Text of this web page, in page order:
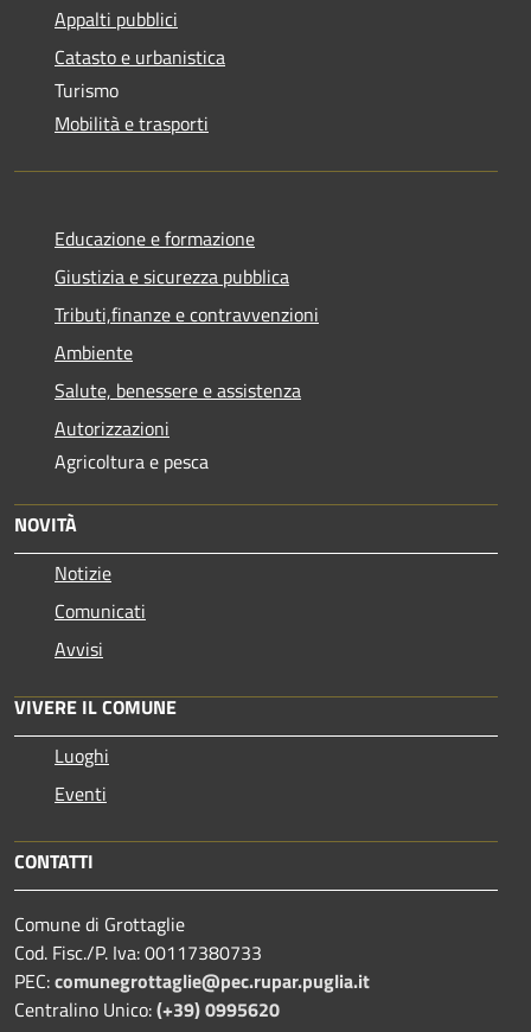
Appalti pubblici
Catasto e urbanistica
Turismo
Mobilità e trasporti
Educazione e formazione
Giustizia e sicurezza pubblica
Tributi,finanze e contravvenzioni
Ambiente
Salute, benessere e assistenza
Autorizzazioni
Agricoltura e pesca
NOVITÀ
Notizie
Comunicati
Avvisi
VIVERE IL COMUNE
Luoghi
Eventi
CONTATTI
Comune di Grottaglie
Cod. Fisc./P. Iva: 00117380733
PEC:comunegrottaglie@pec.rupar.puglia.it
Centralino Unico:(+39) 0995620